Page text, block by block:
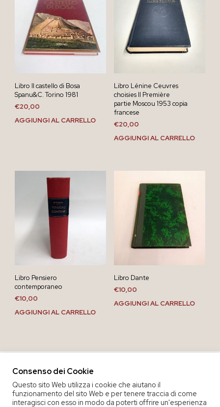
Libro Il castello di Bosa
Spanu&C. Torino 1981
€20,00
AGGIUNGI AL CARRELLO
Libro Lénine Ceuvres
choisies II Première
partie Moscou 1953 copia
francese
€20,00
AGGIUNGI AL CARRELLO
Libro Pensiero
contemporaneo
€10,00
AGGIUNGI AL CARRELLO
Libro Dante
€10,00
AGGIUNGI AL CARRELLO
Consenso dei Cookie
Questo sito Web utilizza i cookie che aiutano il
funzionamento del sito Web e per tenere traccia di come
interagisci con esso in modo da poterti offrire un'esperienza